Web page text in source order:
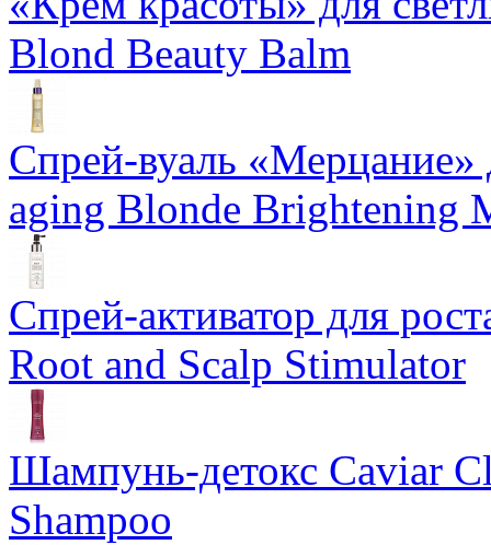
Blond Beauty Balm
Спрей-вуаль «Мерцание»
aging Blonde Brightening
Спрей-активатор для
Root and Scalp Stimulator
Шампунь-детокс Caviar
Shampoo